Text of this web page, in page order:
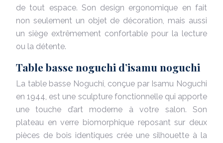
de tout espace. Son design ergonomique en fait
non seulement un objet de décoration, mais aussi
un siège extrêmement confortable pour la lecture
ou la détente.
Table basse noguchi d’isamu noguchi
La table basse Noguchi, conçue par Isamu Noguchi
en 1944, est une sculpture fonctionnelle qui apporte
une touche d’art moderne à votre salon. Son
plateau en verre biomorphique reposant sur deux
pièces de bois identiques crée une silhouette à la